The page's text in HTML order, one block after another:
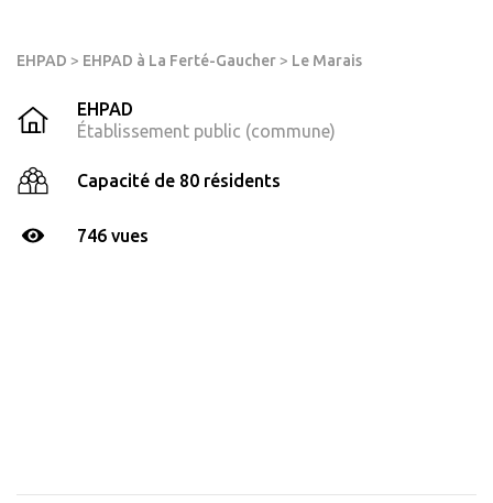
EHPAD > EHPAD à La Ferté-Gaucher > Le Marais
EHPAD
Établissement public (commune)
Capacité de 80 résidents
746 vues